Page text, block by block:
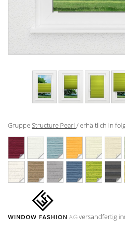
Gardinenstange
GruppeStructure Pearl / erhältlich in
versandfertig